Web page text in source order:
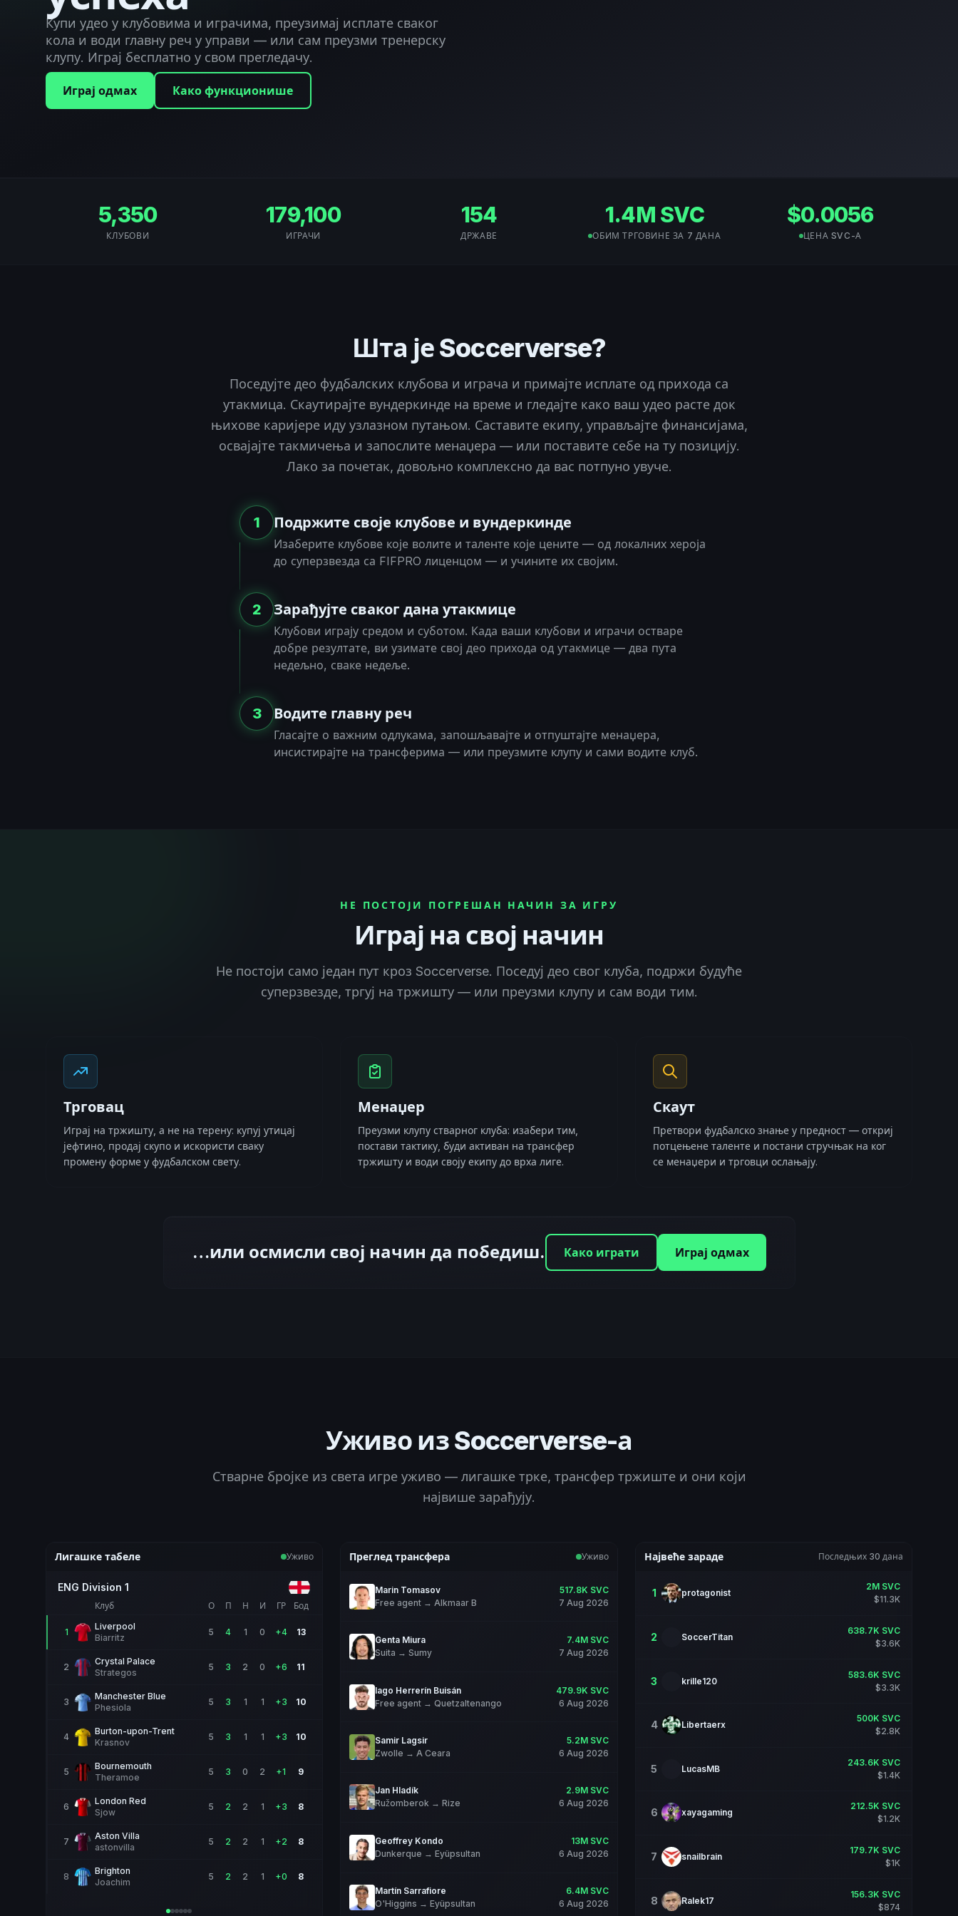
Купи удео у клубовима и играчима, преузимај исплате сваког
кола и води главну реч у управи — или сам преузми тренерску
клупу. Играј бесплатно у свом прегледачу.
Играј одмах Како функционише
5,350
КЛУБОВИ
179,100
ИГРАЧИ
154
ДРЖАВЕ
1.4M SVC
ОБИМ ТРГОВИНЕ ЗА 7 ДАНА
$0.0056
ЦЕНА SVC-А
Шта је Soccerverse?
Поседујте део фудбалских клубова и играча и примајте исплате од прихода са
утакмица. Скаутирајте вундеркинде на време и гледајте како ваш удео расте док
њихове каријере иду узлазном путањом. Саставите екипу, управљајте финансијама,
освајајте такмичења и запослите менаџера — или поставите себе на ту позицију.
Лако за почетак, довољно комплексно да вас потпуно увуче.
1 Подржите своје клубове и вундеркинде
Изаберите клубове које волите и таленте које цените — од локалних хероја
до суперзвезда са FIFPRO лиценцом — и учините их својим.
2 Зарађујте сваког дана утакмице
Клубови играју средом и суботом. Када ваши клубови и играчи остваре
добре резултате, ви узимате свој део прихода од утакмице — два пута
недељно, сваке недеље.
3 Водите главну реч
Гласајте о важним одлукама, запошљавајте и отпуштајте менаџера,
инсистирајте на трансферима — или преузмите клупу и сами водите клуб.
НЕ ПОСТОЈИ ПОГРЕШАН НАЧИН ЗА ИГРУ
Играј на свој начин
Не постоји само један пут кроз Soccerverse. Поседуј део свог клуба, подржи будуће
суперзвезде, тргуј на тржишту — или преузми клупу и сам води тим.
Трговац
Играј на тржишту, а не на терену: купуј утицај
јефтино, продај скупо и искористи сваку
промену форме у фудбалском свету.
Менаџер
Преузми клупу стварног клуба: изабери тим,
постави тактику, буди активан на трансфер
тржишту и води своју екипу до врха лиге.
Скаут
Претвори фудбалско знање у предност — откриј
потцењене таленте и постани стручњак на ког
се менаџери и трговци ослањају.
…или осмисли свој начин да победиш. Како играти Играј одмах
Уживо из Soccerverse-а
Стварне бројке из света игре уживо — лигашке трке, трансфер тржиште и они који
највише зарађују.
Лигашке табеле Уживо
ENG Division 1
Клуб О П Н И ГР Бод
1
Liverpool
Менаџер
Biarritz
5 4 1 0 +4 13
2
Crystal Palace
Менаџер:
Strategos
5 3 2 0 +6 11
3
Manchester Blue
Менаџер
Phesiola
5 3 1 1 +3 10
4
Burton-upon-Trent
Менаџер
Krasnov
5 3 1 1 +3 10
5
Bournemouth
Менаџер:
Theramoe
5 3 0 2 +1 9
6
London Red
Менаџер
Sjow
5 2 2 1 +3 8
7
Aston Villa
Менаџер:
astonvilla
5 2 2 1 +2 8
8
Brighton
Менаџер
Joachim
5 2 2 1 +0 8
Преглед трансфера Уживо
Marin Tomasov
Free agent → Alkmaar B
517.8K SVC
7 Aug 2026
Genta Miura
Suita →Sumy
7.4M SVC
7 Aug 2026
Iago Herrerín Buisán
Free agent →Quetzaltenango
479.9K SVC
6 Aug 2026
Samir Lagsir
Zwolle → A Ceara
5.2M SVC
6 Aug 2026
Jan Hladík
Ružomberok →Rize
2.9M SVC
6 Aug 2026
Geoffrey Kondo
Dunkerque →Eyüpsultan
13M SVC
6 Aug 2026
Martín Sarrafiore
O'Higgins →Eyüpsultan
6.4M SVC
6 Aug 2026
Највеће зараде Последњих 30 дана
1 protagonist
2M SVC
$11.3K
2 SoccerTitan
638.7K SVC
$3.6K
3 krille120
583.6K SVC
$3.3K
4 Libertaerx
500K SVC
$2.8K
5 LucasMB
243.6K SVC
$1.4K
6 xayagaming
212.5K SVC
$1.2K
7 snailbrain
179.7K SVC
$1K
8 Ralek17
156.3K SVC
$874